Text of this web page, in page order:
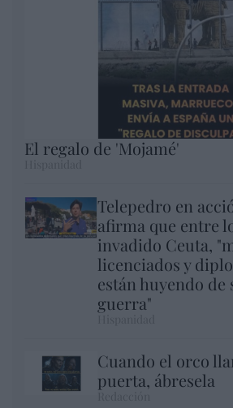
El regalo de 'Mojamé'
Telepedro en
afirma que entre
invadido Ceuta,
licenciados y
están huyendo de
guerra"
Cuando el orco
puerta, ábresela